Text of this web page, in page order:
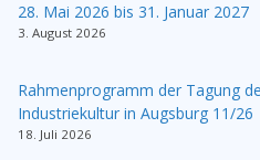
28. Mai 2026 bis 31. Januar 2027
3. August 2026
Rahmenprogramm der Tagung
Industriekultur in Augsburg 11/26
18. Juli 2026